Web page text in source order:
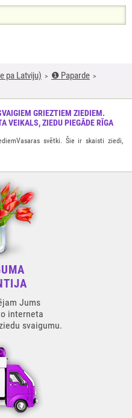
pa Latviju)
❶ Paparde
GRIEZTIEM ZIEDIEM.
VEIKALS, ZIEDU PIEGĀDE RĪGA
svētki. Šie ir skaisti ziedi,
Jums
interneta
svaigumu.